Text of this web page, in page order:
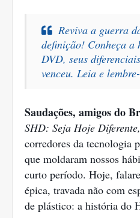
Reviva a guerra
definição! Conheça
DVD, seus
venceu. Leia e
Saudações, amigos do
SHD: Seja Hoje Diferente,
corredores da tecnologia
que moldaram nossos
curto período. Hoje,
épica, travada não com
de plástico: a história do